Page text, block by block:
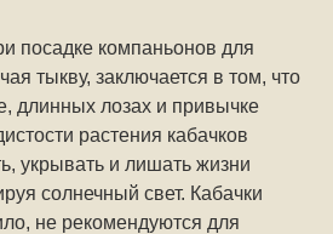
посадке компаньонов для
тыкву, заключается в том, что
длинных лозах и привычке
растения кабачков
укрывать и лишать жизни
солнечный свет. Кабачки
не рекомендуются для